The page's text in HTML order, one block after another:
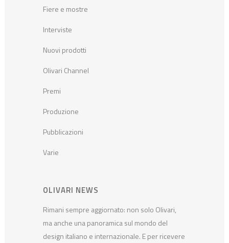
Fiere e mostre
Interviste
Nuovi prodotti
Olivari Channel
Premi
Produzione
Pubblicazioni
Varie
OLIVARI NEWS
Rimani sempre aggiornato: non solo Olivari,
ma anche una panoramica sul mondo del
design italiano e internazionale. E per ricevere